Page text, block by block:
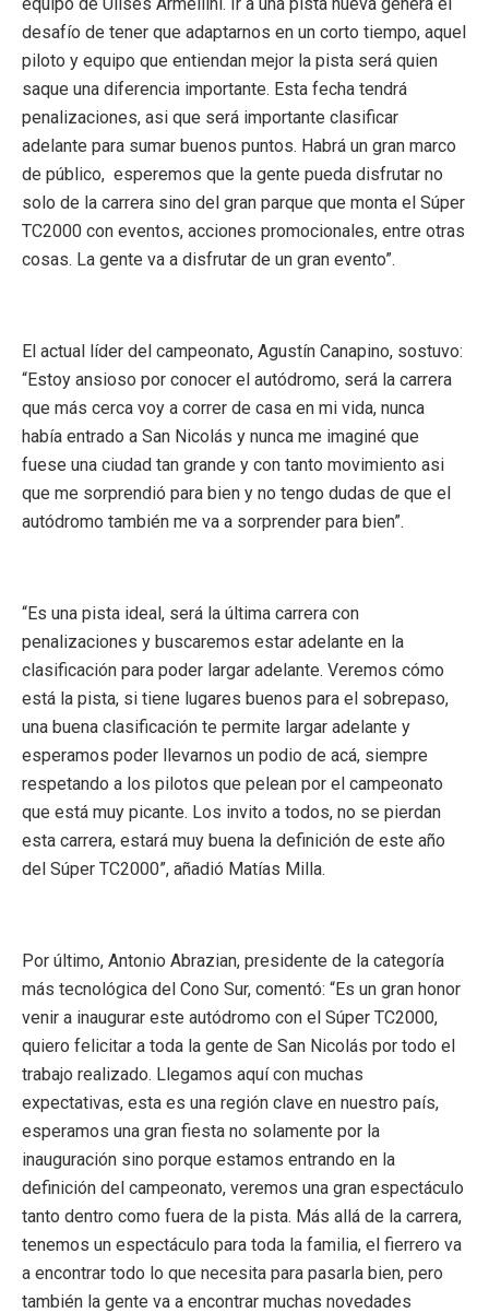
desafío de tener que adaptarnos en un corto tiempo, aquel
piloto y equipo que entiendan mejor la pista será quien
saque una diferencia importante. Esta fecha tendrá
penalizaciones, asi que será importante clasificar
adelante para sumar buenos puntos. Habrá un gran marco
de público, esperemos que la gente pueda disfrutar no
solo de la carrera sino del gran parque que monta el Súper
TC2000 con eventos, acciones promocionales, entre otras
cosas. La gente va a disfrutar de un gran evento”.
El actual líder del campeonato, Agustín Canapino, sostuvo:
“Estoy ansioso por conocer el autódromo, será la carrera
que más cerca voy a correr de casa en mi vida, nunca
había entrado a San Nicolás y nunca me imaginé que
fuese una ciudad tan grande y con tanto movimiento asi
que me sorprendió para bien y no tengo dudas de que el
autódromo también me va a sorprender para bien”.
“Es una pista ideal, será la última carrera con
penalizaciones y buscaremos estar adelante en la
clasificación para poder largar adelante. Veremos cómo
está la pista, si tiene lugares buenos para el sobrepaso,
una buena clasificación te permite largar adelante y
esperamos poder llevarnos un podio de acá, siempre
respetando a los pilotos que pelean por el campeonato
que está muy picante. Los invito a todos, no se pierdan
esta carrera, estará muy buena la definición de este año
del Súper TC2000”, añadió Matías Milla.
Por último, Antonio Abrazian, presidente de la categoría
más tecnológica del Cono Sur, comentó: “Es un gran honor
venir a inaugurar este autódromo con el Súper TC2000,
quiero felicitar a toda la gente de San Nicolás por todo el
trabajo realizado. Llegamos aquí con muchas
expectativas, esta es una región clave en nuestro país,
esperamos una gran fiesta no solamente por la
inauguración sino porque estamos entrando en la
definición del campeonato, veremos una gran espectáculo
tanto dentro como fuera de la pista. Más allá de la carrera,
tenemos un espectáculo para toda la familia, el fierrero va
a encontrar todo lo que necesita para pasarla bien, pero
también la gente va a encontrar muchas novedades